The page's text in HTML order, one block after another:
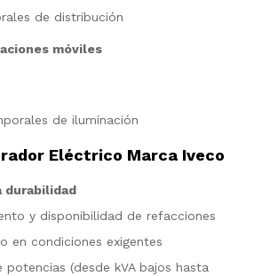
de distribución
móviles
de iluminación
Eléctrico Marca Iveco
durabilidad
y disponibilidad de refacciones
en condiciones exigentes
potencias (desde kVA bajos hasta